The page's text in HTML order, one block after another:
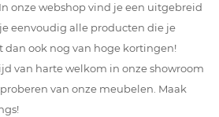
onze webshop vind je een uitgebreid
eenvoudig alle producten die je
dan ook nog van hoge kortingen!
van harte welkom in onze showroom
van onze meubelen. Maak